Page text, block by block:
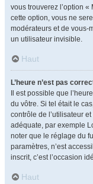
vous trouverez l’option
cette option, vous ne
modérateurs et de vous-
un utilisateur invisible.
Haut
L’heure n’est pas
Il est possible que
du vôtre. Si tel était le
contrôle de l’utilisateur
adéquate, par exemple
noter que le réglage du
paramètres, n’est
inscrit, c’est l’occasion
Haut